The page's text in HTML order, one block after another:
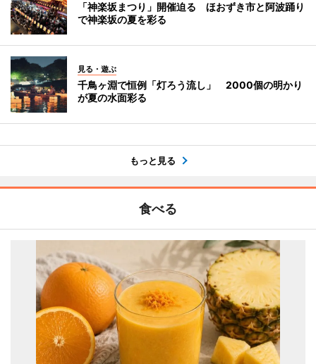
「神楽坂まつり」開催迫る ほおずき市と阿波踊り
で神楽坂の夏を彩る
見る・遊ぶ
千鳥ヶ淵で恒例「灯ろう流し」 2000個の明かり
が夏の水面彩る
もっと見る
食べる